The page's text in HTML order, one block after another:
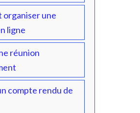
organiser une
ligne
réunion
compte rendu de